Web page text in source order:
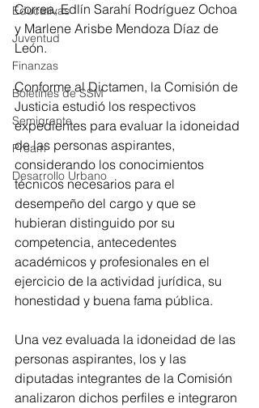
Educativas
Juventud
Finanzas
Boletines de SSM
Semigrante
Proam
Desarrollo Urbano
Correa, Edlín Sarahí Rodríguez Ochoa
y Marlene Arisbe Mendoza Díaz de
León.
Conforme al Dictamen, la Comisión de
Justicia estudió los respectivos
expedientes para evaluar la idoneidad
de las personas aspirantes,
considerando los conocimientos
técnicos necesarios para el
desempeño del cargo y que se
hubieran distinguido por su
competencia, antecedentes
académicos y profesionales en el
ejercicio de la actividad jurídica, su
honestidad y buena fama pública.
Una vez evaluada la idoneidad de las
personas aspirantes, los y las
diputadas integrantes de la Comisión
analizaron dichos perfiles e integraron